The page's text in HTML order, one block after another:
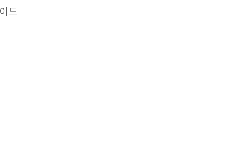
우리동네 어린이병원 육아대백과》는 키, 몸무게 등
성이 어떻게 자라는지를 알면, 아이의 알쏭달쏭한 표
공부해야 한다는 생각 때문일지도 모른다. 하지만
드